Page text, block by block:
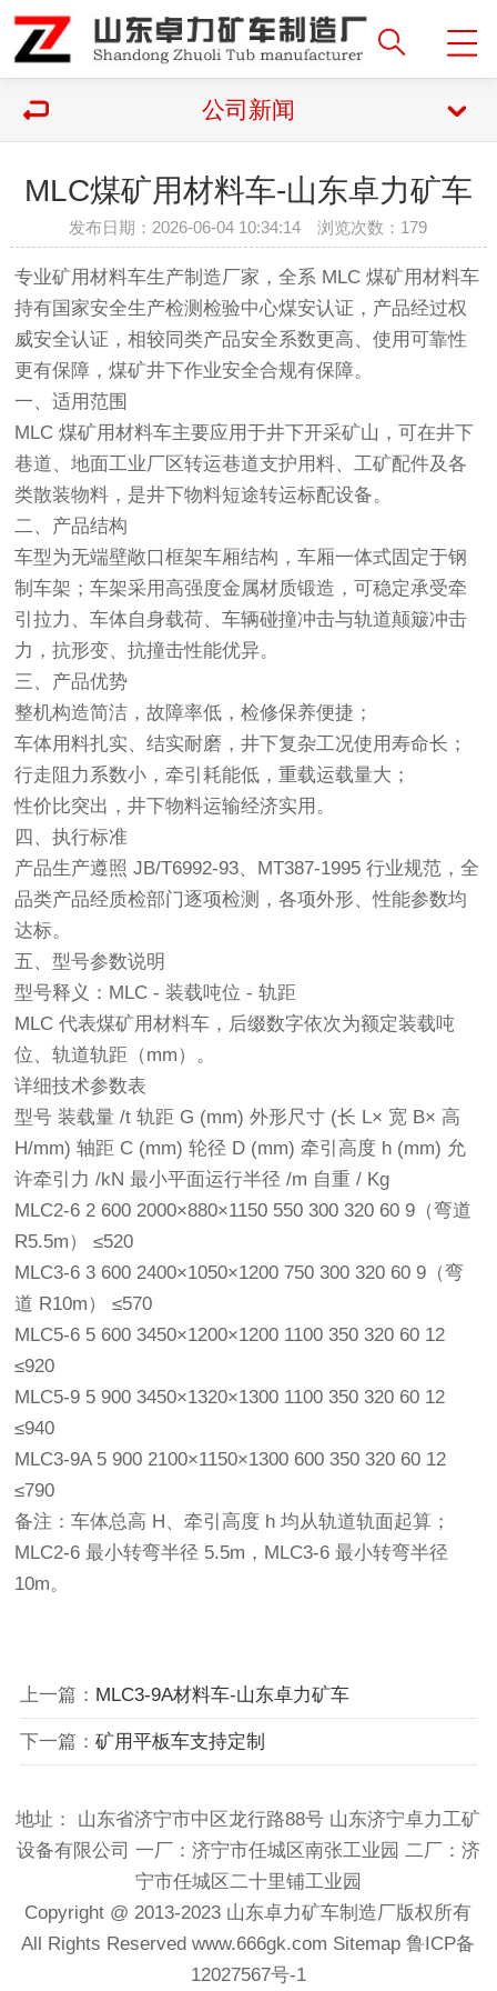
公司新闻
MLC煤矿用材料车-山东卓力矿车
发布日期：2026-06-04 10:34:14 浏览次数： 179
专业矿用材料车生产制造厂家，全系 MLC 煤矿用材料车
持有国家安全生产检测检验中心煤安认证，产品经过权
威安全认证，相较同类产品安全系数更高、使用可靠性
更有保障，煤矿井下作业安全合规有保障。
一、适用范围
MLC 煤矿用材料车主要应用于井下开采矿山，可在井下
巷道、地面工业厂区转运巷道支护用料、工矿配件及各
类散装物料，是井下物料短途转运标配设备。
二、产品结构
车型为无端壁敞口框架车厢结构，车厢一体式固定于钢
制车架；车架采用高强度金属材质锻造，可稳定承受牵
引拉力、车体自身载荷、车辆碰撞冲击与轨道颠簸冲击
力，抗形变、抗撞击性能优异。
三、产品优势
整机构造简洁，故障率低，检修保养便捷；
车体用料扎实、结实耐磨，井下复杂工况使用寿命长；
行走阻力系数小，牵引耗能低，重载运载量大；
性价比突出，井下物料运输经济实用。
四、执行标准
产品生产遵照 JB/T6992-93、MT387-1995 行业规范，全
品类产品经质检部门逐项检测，各项外形、性能参数均
达标。
五、型号参数说明
型号释义：MLC - 装载吨位 - 轨距
MLC 代表煤矿用材料车，后缀数字依次为额定装载吨
位、轨道轨距（mm）。
详细技术参数表
型号 装载量 /t 轨距 G (mm) 外形尺寸 (长 L× 宽 B× 高
H/mm) 轴距 C (mm) 轮径 D (mm) 牵引高度 h (mm) 允
许牵引力 /kN 最小平面运行半径 /m 自重 / Kg
MLC2-6 2 600 2000×880×1150 550 300 320 60 9（弯道
R5.5m） ≤520
MLC3-6 3 600 2400×1050×1200 750 300 320 60 9（弯
道 R10m） ≤570
MLC5-6 5 600 3450×1200×1200 1100 350 320 60 12
≤920
MLC5-9 5 900 3450×1320×1300 1100 350 320 60 12
≤940
MLC3-9A 5 900 2100×1150×1300 600 350 320 60 12
≤790
备注：车体总高 H、牵引高度 h 均从轨道轨面起算；
MLC2-6 最小转弯半径 5.5m，MLC3-6 最小转弯半径
10m。
上一篇： MLC3-9A材料车-山东卓力矿车
下一篇： 矿用平板车支持定制
地址： 山东省济宁市中区龙行路88号 山东济宁卓力工矿
设备有限公司 一厂：济宁市任城区南张工业园 二厂：济
宁市任城区二十里铺工业园
Copyright @ 2013-2023 山东卓力矿车制造厂版权所有
All Rights Reservedwww.666gk.com Sitemap 鲁ICP备
12027567号-1